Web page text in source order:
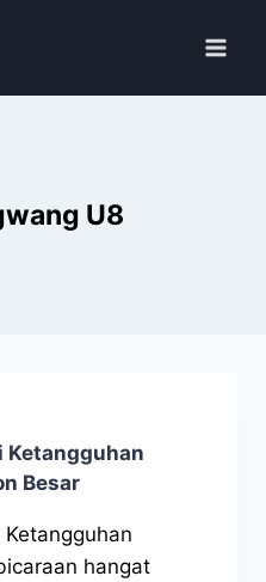
U8
Ketangguhan
Besar
hangat